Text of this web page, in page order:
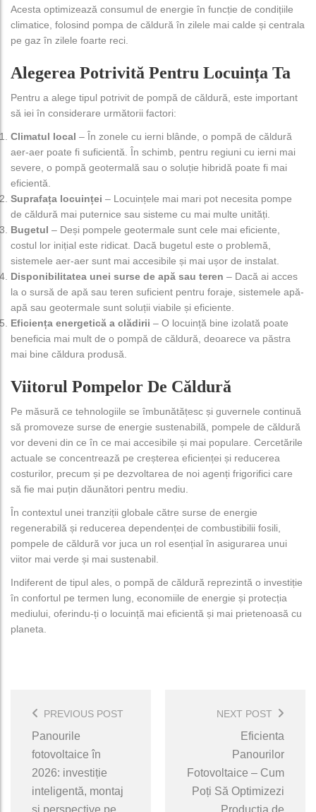
Acesta optimizează consumul de energie în funcție de condițiile
climatice, folosind pompa de căldură în zilele mai calde și centrala
pe gaz în zilele foarte reci.
Alegerea Potrivită Pentru Locuința Ta
Pentru a alege tipul potrivit de pompă de căldură, este important
să iei în considerare următorii factori:
Climatul local – În zonele cu ierni blânde, o pompă de căldură
aer-aer poate fi suficientă. În schimb, pentru regiuni cu ierni mai
severe, o pompă geotermală sau o soluție hibridă poate fi mai
eficientă.
Suprafața locuinței – Locuințele mai mari pot necesita pompe
de căldură mai puternice sau sisteme cu mai multe unități.
Bugetul – Deși pompele geotermale sunt cele mai eficiente,
costul lor inițial este ridicat. Dacă bugetul este o problemă,
sistemele aer-aer sunt mai accesibile și mai ușor de instalat.
Disponibilitatea unei surse de apă sau teren – Dacă ai acces
la o sursă de apă sau teren suficient pentru foraje, sistemele apă-
apă sau geotermale sunt soluții viabile și eficiente.
Eficiența energetică a clădirii – O locuință bine izolată poate
beneficia mai mult de o pompă de căldură, deoarece va păstra
mai bine căldura produsă.
Viitorul Pompelor De Căldură
Pe măsură ce tehnologiile se îmbunătățesc și guvernele continuă
să promoveze surse de energie sustenabilă, pompele de căldură
vor deveni din ce în ce mai accesibile și mai populare. Cercetările
actuale se concentrează pe creșterea eficienței și reducerea
costurilor, precum și pe dezvoltarea de noi agenți frigorifici care
să fie mai puțin dăunători pentru mediu.
În contextul unei tranziții globale către surse de energie
regenerabilă și reducerea dependenței de combustibilii fosili,
pompele de căldură vor juca un rol esențial în asigurarea unui
viitor mai verde și mai sustenabil.
Indiferent de tipul ales, o pompă de căldură reprezintă o investiție
în confortul pe termen lung, economiile de energie și protecția
mediului, oferindu-ți o locuință mai eficientă și mai prietenoasă cu
planeta.
Navigation
PREVIOUS POST
Panourile
fotovoltaice în
2026: investiție
inteligentă, montaj
și perspective pe
NEXT POST
Eficienta
Panourilor
Fotovoltaice – Cum
Poți Să Optimizezi
Producția de